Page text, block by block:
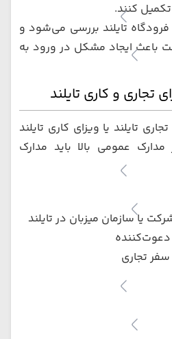
کنند.
تایلند بررسی می‌شود و
باعث ایجاد مشکل در ورود به
و کاری تایلند
تایلند یا ویزای کاری تایلند
مدارک عمومی بالا باید مدارک
یا سازمان میزبان در تایلند
تجاری